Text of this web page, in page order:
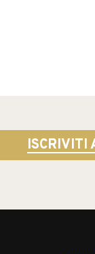
ISCRIVITI